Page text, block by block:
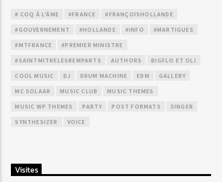
# COQ À L'ÂME #FRANCE #FRANÇOISHOLLANDE
#GOUVERNEMENT #HOLLANDE #INFO #MARTIGUES
#MTFRANCE #PREMIER MINISTRE
#SAINTMITRELESREMPARTS AUTHORS BIGFLO ET OLI
COOL MUSIC DJ DRUM MACHINE EDM GALLERY
MC SOLAAR MUSIC CLUB MUSIC THEMES
MUSIC WP THEMES PARTY POST FORMATS SINGER
SYNTHESIZER VOICE
Visites